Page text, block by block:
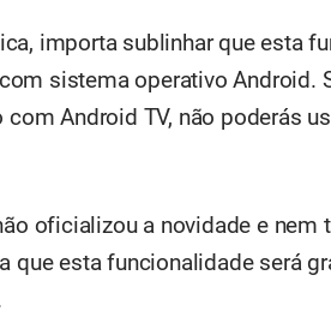
importa sublinhar que esta
sistema operativo Android.
Android TV, não poderás
oficializou a novidade e
esta funcionalidade será